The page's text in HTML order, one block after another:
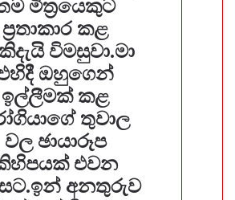
මිත්‍රයෙකුට
ප්‍රතාකාර කළ
විමසුවා.මා
ඔහුගෙන්
ඉල්ලීමක් කළ
තුවාල
වල ඡායාරූප
එවන
අනතුරුව